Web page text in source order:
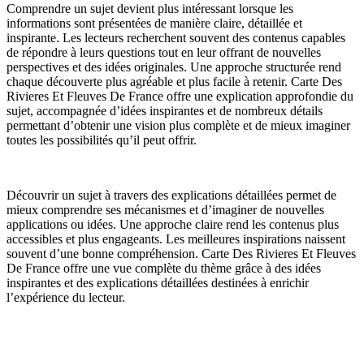
Comprendre un sujet devient plus intéressant lorsque les
informations sont présentées de manière claire, détaillée et
inspirante. Les lecteurs recherchent souvent des contenus capables
de répondre à leurs questions tout en leur offrant de nouvelles
perspectives et des idées originales. Une approche structurée rend
chaque découverte plus agréable et plus facile à retenir. Carte Des
Rivieres Et Fleuves De France offre une explication approfondie du
sujet, accompagnée d’idées inspirantes et de nombreux détails
permettant d’obtenir une vision plus complète et de mieux imaginer
toutes les possibilités qu’il peut offrir.
Découvrir un sujet à travers des explications détaillées permet de
mieux comprendre ses mécanismes et d’imaginer de nouvelles
applications ou idées. Une approche claire rend les contenus plus
accessibles et plus engageants. Les meilleures inspirations naissent
souvent d’une bonne compréhension. Carte Des Rivieres Et Fleuves
De France offre une vue complète du thème grâce à des idées
inspirantes et des explications détaillées destinées à enrichir
l’expérience du lecteur.